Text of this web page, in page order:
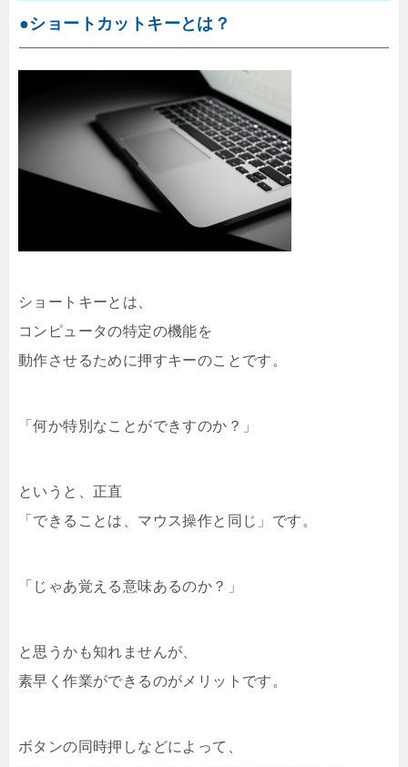
●ショートカットキーとは？
ショートキーとは、
コンピュータの特定の機能を
動作させるために押すキーのことです。
「何か特別なことができすのか？」
というと、正直
「できることは、マウス操作と同じ」です。
「じゃあ覚える意味あるのか？」
と思うかも知れませんが、
素早く作業ができるのがメリットです。
ボタンの同時押しなどによって、